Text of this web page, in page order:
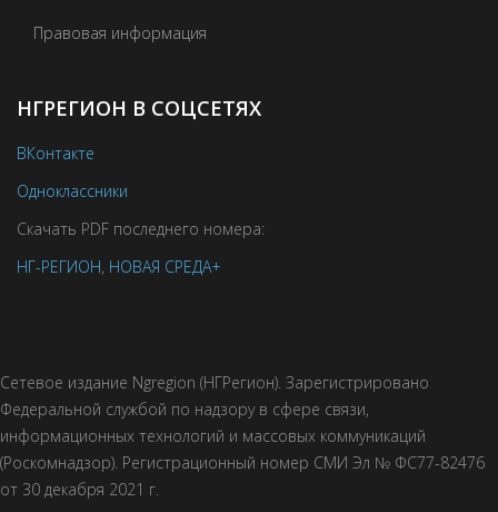
Правовая информация
НГРЕГИОН В СОЦСЕТЯХ
ВКонтакте
Одноклассники
Скачать PDF последнего номера:
НГ-РЕГИОН, НОВАЯ СРЕДА+
Сетевое издание Ngregion (НГРегион). Зарегистрировано
Федеральной службой по надзору в сфере связи,
информационных технологий и массовых коммуникаций
(Роскомнадзор). Регистрационный номер СМИ Эл № ФС77-82476
от 30 декабря 2021 г.